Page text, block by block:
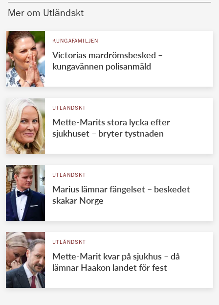
Mer om Utländskt
KUNGAFAMILJEN
Victorias mardrömsbesked –
kungavännen polisanmäld
UTLÄNDSKT
Mette-Marits stora lycka efter
sjukhuset – bryter tystnaden
UTLÄNDSKT
Marius lämnar fängelset – beskedet
skakar Norge
UTLÄNDSKT
Mette-Marit kvar på sjukhus – då
lämnar Haakon landet för fest